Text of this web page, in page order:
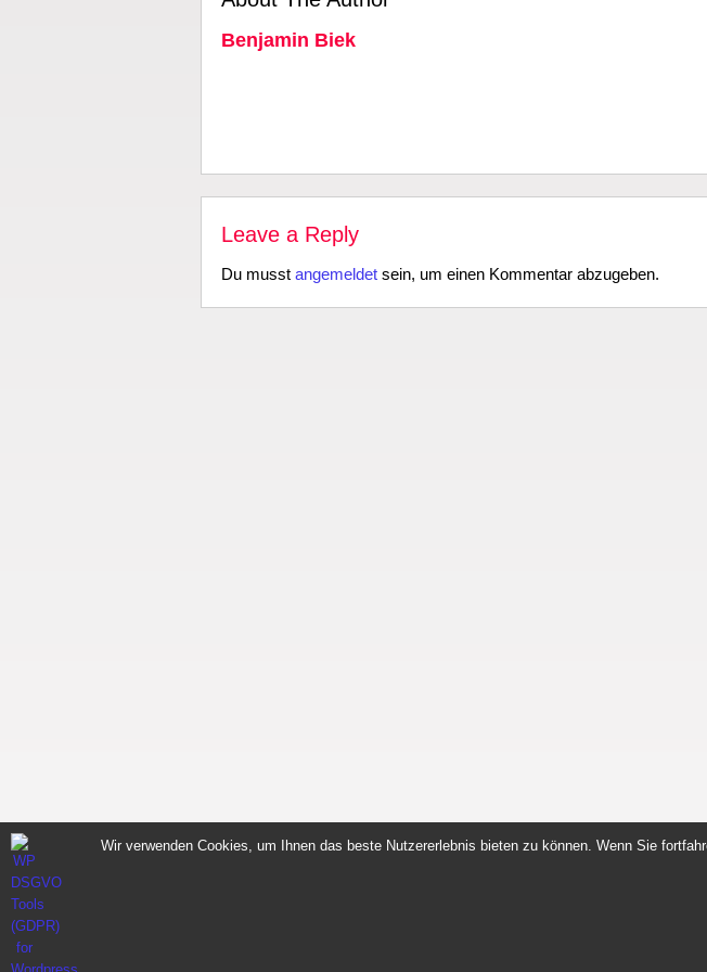
Benjamin Biek
Leave a Reply
Du musst angemeldetsein, um einen Kommentar abzugeben.
Wir verwenden Cookies, um Ihnen das beste Nutzererlebnis bieten zu können. Wenn Sie